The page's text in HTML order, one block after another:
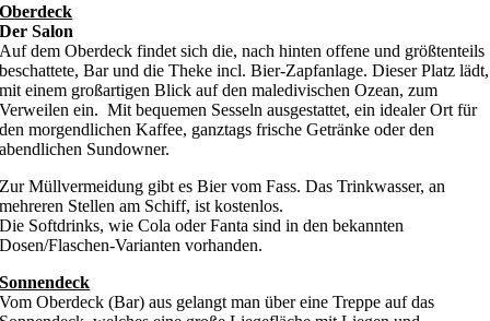
Oberdeck
Der Salon
Auf dem Oberdeck findet sich die, nach hinten offene und größtenteils
beschattete, Bar und die Theke incl. Bier-Zapfanlage. Dieser Platz lädt,
mit einem großartigen Blick auf den maledivischen Ozean, zum
Verweilen ein. Mit bequemen Sesseln ausgestattet, ein idealer Ort für
den morgendlichen Kaffee, ganztags frische Getränke oder den
abendlichen Sundowner.
Zur Müllvermeidung gibt es Bier vom Fass. Das Trinkwasser, an
mehreren Stellen am Schiff, ist kostenlos.
Die Softdrinks, wie Cola oder Fanta sind in den bekannten
Dosen/Flaschen-Varianten vorhanden.
Sonnendeck
Vom Oberdeck (Bar) aus gelangt man über eine Treppe auf das